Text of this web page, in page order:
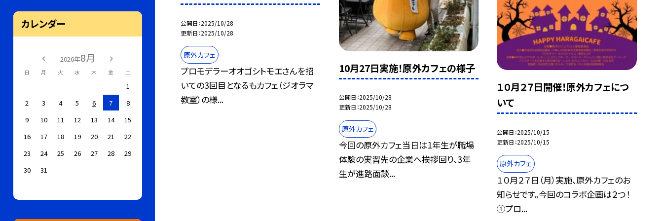
公開日 2025/10/28
更新日 2025/10/28
原外カフェ
プロモデラーオオゴシトモエさんを招
いての3回目となるもカフェ（ジオラマ
教室）の様...
10月27日実施！原外カフェの様子
公開日 2025/10/28
更新日 2025/10/28
原外カフェ
今回の原外カフェ当日は1年生が職場
体験の実習先の企業へ挨拶回り、3年
生が進路面談...
１０月２７日開催！原外カフェにつ
いて
公開日 2025/10/15
更新日 2025/10/15
原外カフェ
１０月２７日（月）実施、原外カフェのお
知らせです。今回のコラボ企画は２つ！
①プロ...
カレンダー
2026年8月
日 月 火 水 木 金 土
1
2
3 4 5 6 7
8
9
10 11 12 13 14
15
16
17 18 19 20 21
22
23
24 25 26 27 28
29
30
31